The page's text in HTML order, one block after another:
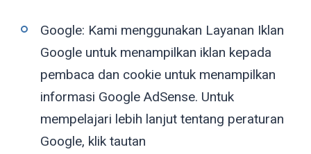
Google: Kami menggunakan Layanan Iklan
Google untuk menampilkan iklan kepada
pembaca dan cookie untuk menampilkan
informasi Google AdSense. Untuk
mempelajari lebih lanjut tentang peraturan
Google, klik tautan